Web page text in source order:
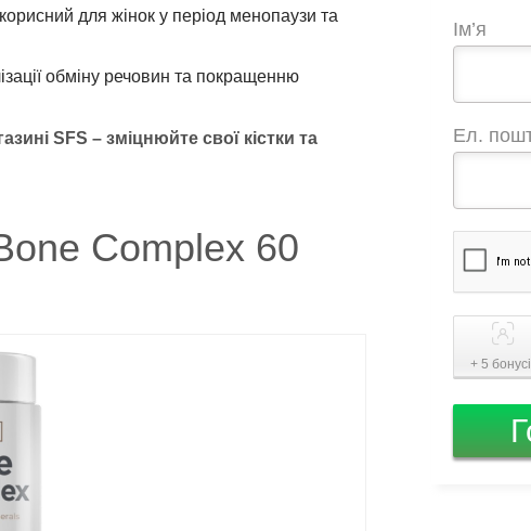
для жінок у період менопаузи та
обміну речовин та покращенню
SFS – зміцнюйте свої кістки та
Complex 60
Ім’я
Ел.
+ 5